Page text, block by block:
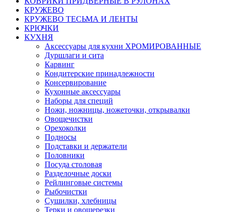
КРУЖЕВО
КРУЖЕВО ТЕСЬМА И ЛЕНТЫ
КРЮЧКИ
КУХНЯ
Аксессуары для кухни ХРОМИРОВАННЫЕ
Дуршлаги и сита
Карвинг
Кондитерские принадлежности
Консервирование
Кухонные аксессуары
Наборы для специй
Ножи, ножницы, ножеточки, открывалки
Овощечистки
Орехоколки
Подносы
Подставки и держатели
Половники
Посуда столовая
Разделочные доски
Рейлинговые системы
Рыбочистки
Сушилки, хлебницы
Терки и овощерезки